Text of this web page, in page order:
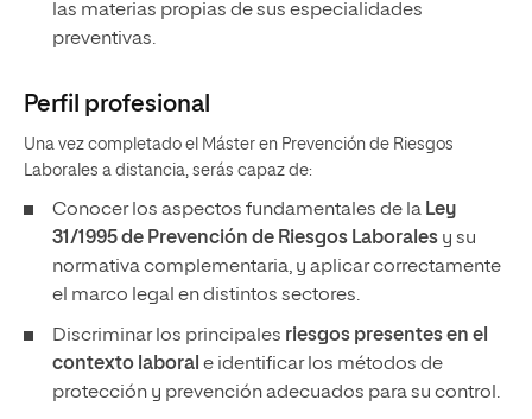
las materias propias de sus especialidades
preventivas.
Perfil profesional
Una vez completado el Máster en Prevención de Riesgos
Laborales a distancia, serás capaz de:
Conocer los aspectos fundamentales de la Ley
31/1995 de Prevención de Riesgos Laborales y su
normativa complementaria, y aplicar correctamente
el marco legal en distintos sectores.
Discriminar los principales riesgos presentes en el
contexto laboral e identificar los métodos de
protección y prevención adecuados para su control.